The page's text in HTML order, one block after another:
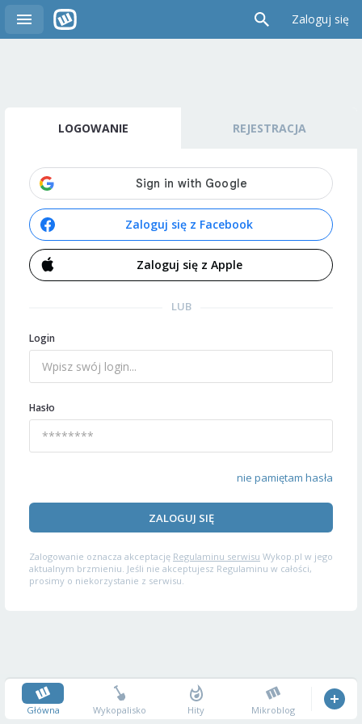
Zaloguj się
LOGOWANIE REJESTRACJA
Zaloguj się z Facebook
Zaloguj się z Apple
LUB
Login
Hasło
nie pamiętam hasła
ZALOGUJ SIĘ
Zalogowanie oznacza akceptację Regulaminu serwisu Wykop.pl w jego
aktualnym brzmieniu. Jeśli nie akceptujesz Regulaminu w całości,
prosimy o niekorzystanie z serwisu.
Główna Wykopalisko Hity Mikroblog